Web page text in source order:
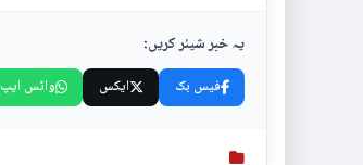
یہ خبر شیئر کریں:
فیس بک ایکس واٹس ایپ